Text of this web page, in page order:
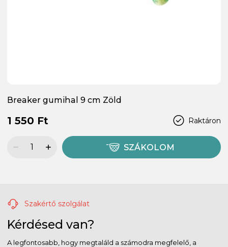
Breaker gumihal 9 cm Zöld
Raktáron
1 550 Ft
SZÁKOLOM
Szakértő szolgálat
Kérdésed van?
A legfontosabb, hogy megtaláld a számodra megfelelő, a